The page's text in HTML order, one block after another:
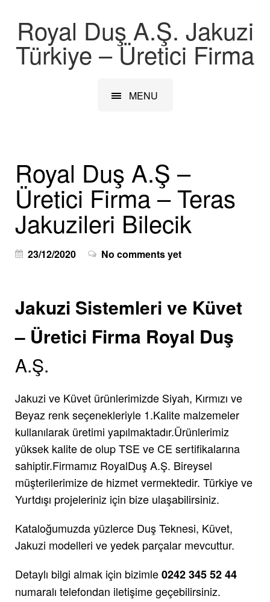
Royal Duş A.Ş. Jakuzi
Türkiye – Üretici Firma
MENU
Royal Duş A.Ş –
Üretici Firma – Teras
Jakuzileri Bilecik
23/12/2020 No comments yet
Jakuzi Sistemleri ve Küvet
– Üretici Firma Royal Duş
A.Ş.
Jakuzi ve Küvet ürünlerimizde Siyah, Kırmızı ve
Beyaz renk seçenekleriyle 1.Kalite malzemeler
kullanılarak üretimi yapılmaktadır.Ürünlerimiz
yüksek kalite de olup TSE ve CE sertifikalarına
sahiptir.Firmamız RoyalDuş A.Ş. Bireysel
müşterilerimize de hizmet vermektedir. Türkiye ve
Yurtdışı projeleriniz için bize ulaşabilirsiniz.
Kataloğumuzda yüzlerce Duş Teknesi, Küvet,
Jakuzi modelleri ve yedek parçalar mevcuttur.
Detaylı bilgi almak için bizimle0242 345 52 44
numaralı telefondan iletişime geçebilirsiniz.